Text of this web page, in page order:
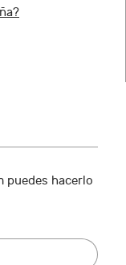
puedes hacerlo